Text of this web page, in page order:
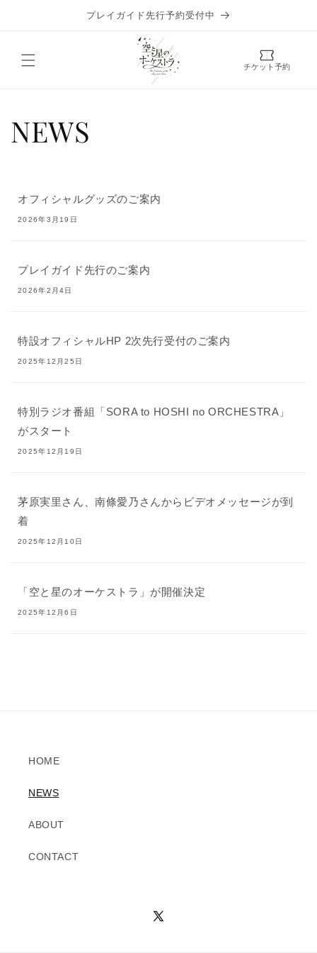
プレイガイド先行予約受付中
チケット予約
NEWS
オフィシャルグッズのご案内
2026年3月19日
プレイガイド先行のご案内
2026年2月4日
特設オフィシャルHP 2次先行受付のご案内
2025年12月25日
特別ラジオ番組「SORA to HOSHI no ORCHESTRA」
がスタート
2025年12月19日
茅原実里さん、南條愛乃さんからビデオメッセージが到
着
2025年12月10日
「空と星のオーケストラ」が開催決定
2025年12月6日
HOME
NEWS
ABOUT
CONTACT
X